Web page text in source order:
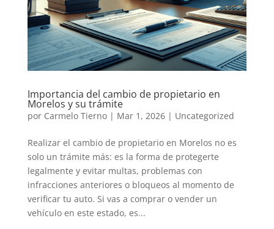
Importancia del cambio de propietario en
Morelos y su trámite
por Carmelo Tierno| Mar 1, 2026| Uncategorized
Realizar el cambio de propietario en Morelos no es
solo un trámite más: es la forma de protegerte
legalmente y evitar multas, problemas con
infracciones anteriores o bloqueos al momento de
verificar tu auto. Si vas a comprar o vender un
vehículo en este estado, es...